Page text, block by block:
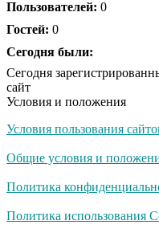
их не видят...
Ролик длится
смеяться вы
Королева
оставит
США —
Пользователей: 0
Гостей: 0
Сегодня были:
Сегодня
сайт
Условия и положения
Условия пользования
Общие условия и
Политика
Политика использования